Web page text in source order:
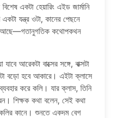
একটা হেয়ারিং এইড জার্মানি
যন্ত্র ওটা, কানের পেছনে
আছে—গতানুগতিক কথোপকথন
আরেকটা বাক্সের সঙ্গে, বাক্সটা
বড়ো হবে আকারে। এইটা ক্লাসে
করে কলি। যার ক্লাস, তিনি
শিক্ষক কথা বলেন, সেই কথা
কানে। শুনতে একদম বেগ